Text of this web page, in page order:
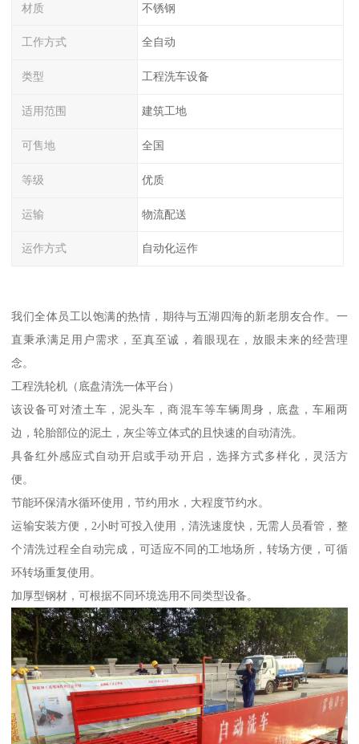
材质 不锈钢
工作方式 全自动
类型 工程洗车设备
适用范围 建筑工地
可售地 全国
等级 优质
运输 物流配送
运作方式 自动化运作
我们全体员工以饱满的热情，期待与五湖四海的新老朋友合作。一
直秉承满足用户需求，至真至诚，着眼现在，放眼未来的经营理
念。
工程洗轮机（底盘清洗一体平台）
该设备可对渣土车，泥头车，商混车等车辆周身，底盘，车厢两
边，轮胎部位的泥土，灰尘等立体式的且快速的自动清洗。
具备红外感应式自动开启或手动开启，选择方式多样化，灵活方
便。
节能环保清水循环使用，节约用水，大程度节约水。
运输安装方便，2小时可投入使用，清洗速度快，无需人员看管，整
个清洗过程全自动完成，可适应不同的工地场所，转场方便，可循
环转场重复使用。
加厚型钢材，可根据不同环境选用不同类型设备。